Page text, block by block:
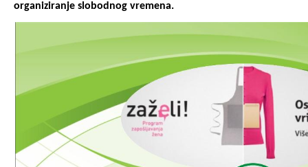
organiziranje slobodnog vremena.